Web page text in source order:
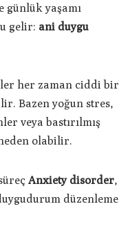
günlük yaşamı
gelir: ani duygu
her zaman ciddi bir
Bazen yoğun stres,
veya bastırılmış
olabilir.
Anxiety disorder,
düzenleme